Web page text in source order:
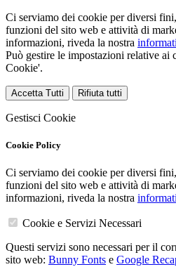
Ci serviamo dei cookie per diversi
funzioni del sito web e attività di
informazioni, riveda la nostra
Può gestire le impostazioni relative ai
Cookie'.
Accetta Tutti Rifiuta tutti
Gestisci Cookie
Cookie Policy
Ci serviamo dei cookie per diversi
funzioni del sito web e attività di
informazioni, riveda la nostra
Cookie e Servizi Necessari
Questi servizi sono necessari per il
sito web: Bunny Fonts e Google